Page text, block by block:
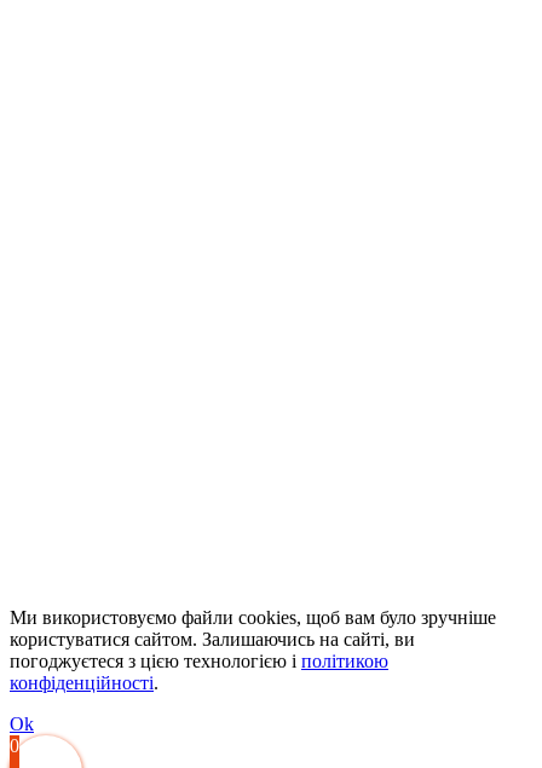
Ми використовуємо файли cookies, щоб вам було зручніше
користуватися сайтом. Залишаючись на сайті, ви
погоджуєтеся з цією технологією і політикою
конфіденційності.
Ok
0